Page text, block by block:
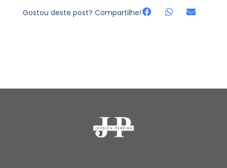
Gostou deste post? Compartilhe!